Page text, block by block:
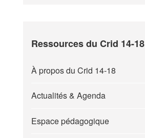
Ressources du Crid 14-18
À propos du Crid 14-18
Actualités & Agenda
Espace pédagogique